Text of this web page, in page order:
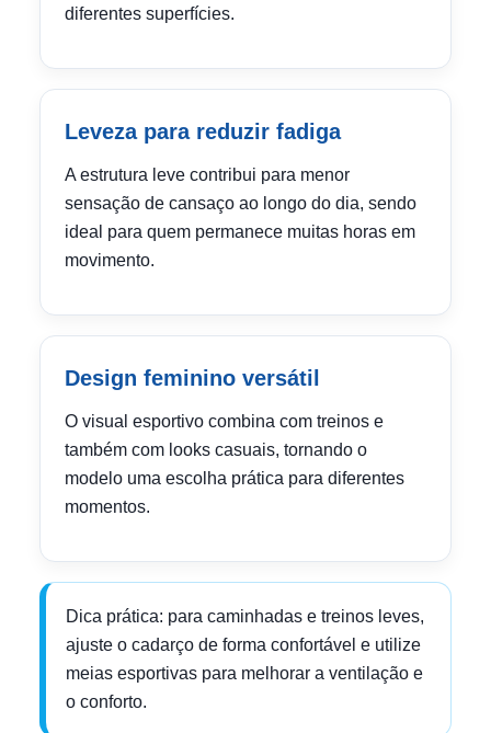
diferentes superfícies.
Leveza para reduzir fadiga
A estrutura leve contribui para menor
sensação de cansaço ao longo do dia, sendo
ideal para quem permanece muitas horas em
movimento.
Design feminino versátil
O visual esportivo combina com treinos e
também com looks casuais, tornando o
modelo uma escolha prática para diferentes
momentos.
Dica prática: para caminhadas e treinos leves,
ajuste o cadarço de forma confortável e utilize
meias esportivas para melhorar a ventilação e
o conforto.